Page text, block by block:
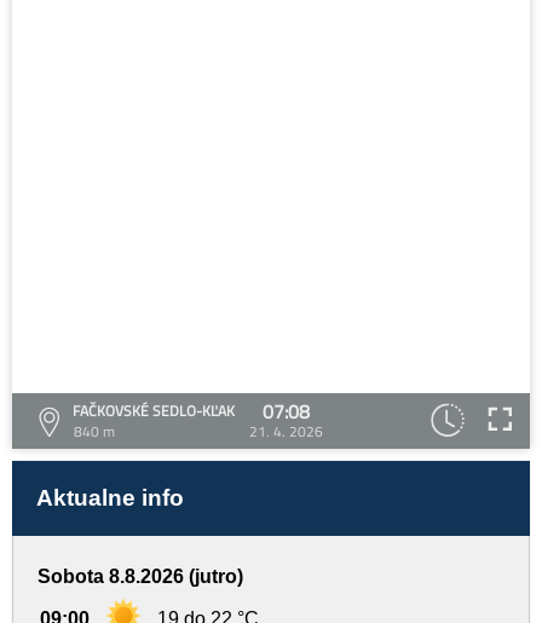
FAČKOVSKÉ SEDLO-KĽAK
840 m
07:08
21. 4. 2026
Aktualne info
Sobota 8.8.2026 (jutro)
09:00 19 do 22 °C